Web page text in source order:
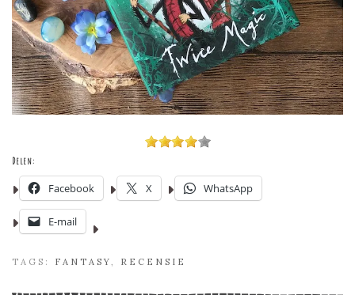
Delen:
Facebook X WhatsApp
E-mail
TAGS: FANTASY RECENSIE